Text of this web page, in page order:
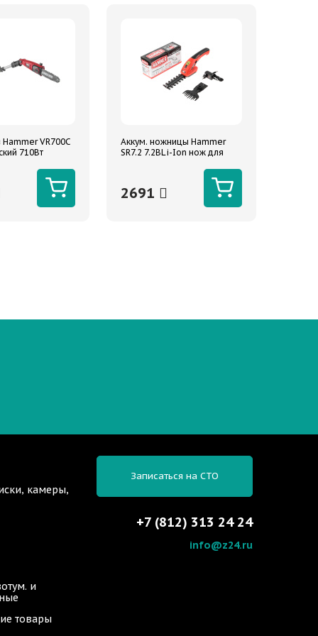
VR700C
710Вт
Аккум. ножницы Hammer
SR7.2 7.2ВLi-Ion нож для
2691
камеры,
и
товары
Записаться на СТО
+7 (812) 313 24 24
info@z24.ru